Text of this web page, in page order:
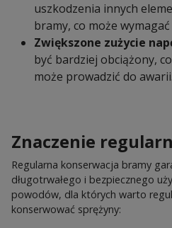
uszkodzenia innych
bramy, co może
Zwiększone zużycie
być bardziej obciążony,
może prowadzić do awarii.
Znaczenie
Regularna konserwacja bramy
długotrwałego i bezpiecznego
powodów, dla których warto
konserwować sprężyny: